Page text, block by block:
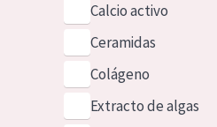
Calcio activo
Ceramidas
Colágeno
Extracto de algas